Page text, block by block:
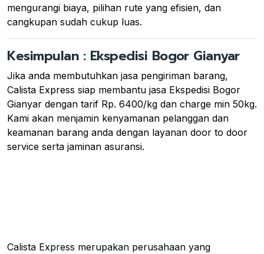
mengurangi biaya, pilihan rute yang efisien, dan
cangkupan sudah cukup luas.
Kesimpulan : Ekspedisi Bogor Gianyar
Jika anda membutuhkan jasa pengiriman barang,
Calista Express siap membantu jasa Ekspedisi Bogor
Gianyar dengan tarif Rp. 6400/kg dan charge min 50kg.
Kami akan menjamin kenyamanan pelanggan dan
keamanan barang anda dengan layanan door to door
service serta jaminan asuransi.
Calista Express merupakan perusahaan yang